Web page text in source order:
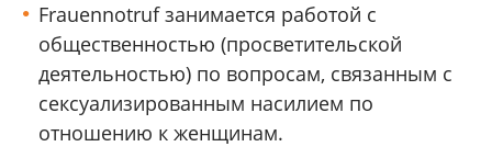
Frauennotruf занимается работой с
общественностью (просветительской
деятельностью) по вопросам, связанным с
сексуализированным насилием по
отношению к женщинам.